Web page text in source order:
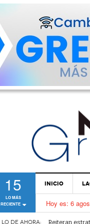
15
LO MÁS
RECIENTE
INICIO
Hoy es: 6
LO DE AHORA:
Alertan por